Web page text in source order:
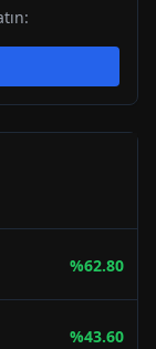
%62.80
%43.60